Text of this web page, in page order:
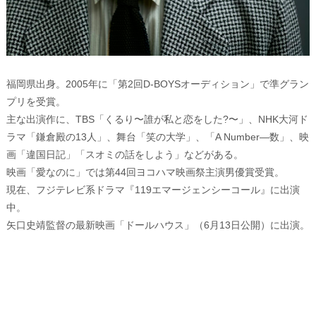
福岡県出身。2005年に「第2回D-BOYSオーディション」で準グラン
プリを受賞。
主な出演作に、TBS「くるり〜誰が私と恋をした?〜」、NHK大河ド
ラマ「鎌倉殿の13人」、舞台「笑の大学」、「A Number—数」、映
画「違国日記」「スオミの話をしよう」などがある。
映画「愛なのに」では第44回ヨコハマ映画祭主演男優賞受賞。
現在、フジテレビ系ドラマ『119エマージェンシーコール』に出演
中。
矢口史靖監督の最新映画「ドールハウス」（6月13日公開）に出演。